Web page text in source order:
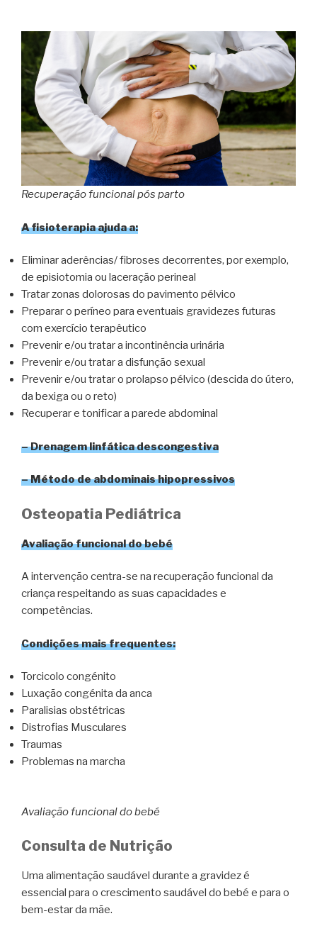
Recuperação funcional pós parto
A fisioterapia ajuda a:
Eliminar aderências/ fibroses decorrentes, por exemplo,
de episiotomia ou laceração perineal
Tratar zonas dolorosas do pavimento pélvico
Preparar o períneo para eventuais gravidezes futuras
com exercício terapêutico
Prevenir e/ou tratar a incontinência urinária
Prevenir e/ou tratar a disfunção sexual
Prevenir e/ou tratar o prolapso pélvico (descida do útero,
da bexiga ou o reto)
Recuperar e tonificar a parede abdominal
– Drenagem linfática descongestiva
– Método de abdominais hipopressivos
Osteopatia Pediátrica
Avaliação funcional do bebé
A intervenção centra-se na recuperação funcional da
criança respeitando as suas capacidades e
competências.
Condições mais frequentes:
Torcicolo congénito
Luxação congénita da anca
Paralisias obstétricas
Distrofias Musculares
Traumas
Problemas na marcha
Avaliação funcional do bebé
Consulta de Nutrição
Uma alimentação saudável durante a gravidez é
essencial para o crescimento saudável do bebé e para o
bem-estar da mãe.